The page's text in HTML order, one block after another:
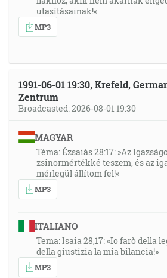
utasításainak!«
MP3
1991-06-01 19:30, Krefeld,
Zentrum
Broadcasted: 2026-08-01 19:30
MAGYAR
Téma: Ézsaiás 28:17: »Az
zsinormértékké teszem, és az
mérlegül állítom fel!«
MP3
ITALIANO
Tema: Isaia 28,17: «Io farò della
della giustizia la mia bilancia!»
MP3